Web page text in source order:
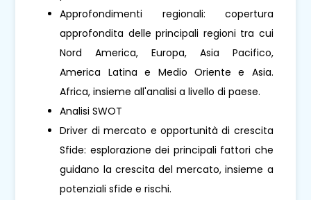
Approfondimenti regionali: copertura
approfondita delle principali regioni tra cui
Nord America, Europa, Asia Pacifico,
America Latina e Medio Oriente e Asia.
Africa, insieme all'analisi a livello di paese.
Analisi SWOT
Driver di mercato e opportunità di crescita
Sfide: esplorazione dei principali fattori che
guidano la crescita del mercato, insieme a
potenziali sfide e rischi.